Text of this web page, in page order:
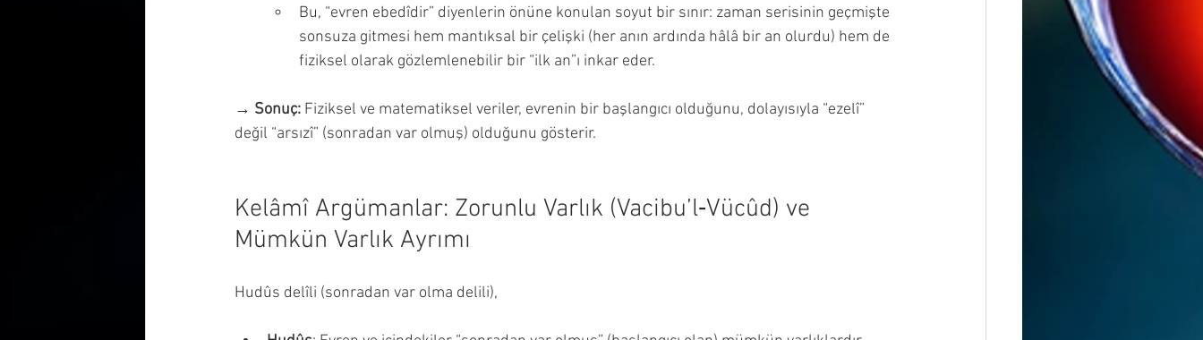
Bu, “evren ebedîdir” diyenlerin önüne konulan soyut bir sınır: zaman serisinin geçmişte
sonsuza gitmesi hem mantıksal bir çelişki (her anın ardında hâlâ bir an olurdu) hem de
fiziksel olarak gözlemlenebilir bir “ilk an”ı inkar eder.
→ Sonuç: Fiziksel ve matematiksel veriler, evrenin bir başlangıcı olduğunu, dolayısıyla “ezelî”
değil “arsızî” (sonradan var olmuş) olduğunu gösterir.
Kelâmî Argümanlar: Zorunlu Varlık (Vacibu’l‑Vücûd) ve
Mümkün Varlık Ayrımı
Hudûs delîli (sonradan var olma delili),